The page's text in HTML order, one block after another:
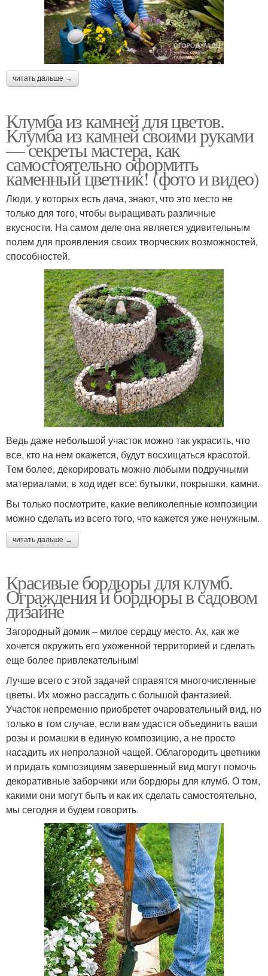
читать дальше →
Клумба из камней для цветов.
Клумба из камней своими руками
— секреты мастера, как
самостоятельно оформить
каменный цветник! (фото и видео)
Люди, у которых есть дача, знают, что это место не
только для того, чтобы выращивать различные
вкусности. На самом деле она является удивительным
полем для проявления своих творческих возможностей,
способностей.
Ведь даже небольшой участок можно так украсить, что
все, кто на нем окажется, будут восхищаться красотой.
Тем более, декорировать можно любыми подручными
материалами, в ход идет все: бутылки, покрышки, камни.
Вы только посмотрите, какие великолепные композиции
можно сделать из всего того, что кажется уже ненужным.
читать дальше →
Красивые бордюры для клумб.
Ограждения и бордюры в садовом
дизайне
Загородный домик – милое сердцу место. Ах, как же
хочется окружить его ухоженной территорией и сделать
еще более привлекательным!
Лучше всего с этой задачей справятся многочисленные
цветы. Их можно рассадить с большой фантазией.
Участок непременно приобретет очаровательный вид, но
только в том случае, если вам удастся объединить ваши
розы и ромашки в единую композицию, а не просто
насадить их непролазной чащей. Облагородить цветники
и придать композициям завершенный вид могут помочь
декоративные заборчики или бордюры для клумб. О том,
какими они могут быть и как их сделать самостоятельно,
мы сегодня и будем говорить.